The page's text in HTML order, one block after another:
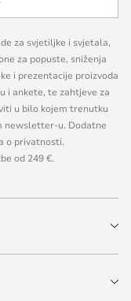
za svjetiljke i svjetala,
za popuste, sniženja
i prezentacije proizvoda
i ankete, te zahtjeve za
u bilo kojem trenutku
newsletter-u. Dodatne
o privatnosti.
od 249 €.